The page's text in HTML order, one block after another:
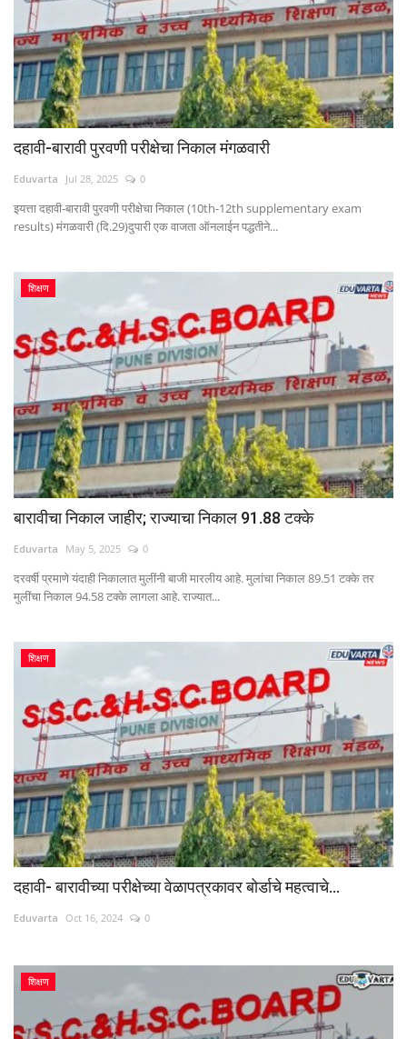
दहावी-बारावी पुरवणी परीक्षेचा निकाल मंगळवारी
Eduvarta Jul 28, 2025 0
इयत्ता दहावी-बारावी पुरवणी परीक्षेचा निकाल (10th-12th supplementary exam
results) मंगळवारी (दि.29)दुपारी एक वाजता ऑनलाईन पद्धतीने...
शिक्षण
बारावीचा निकाल जाहीर; राज्याचा निकाल 91.88 टक्के
Eduvarta May 5, 2025 0
दरवर्षी प्रमाणे यंदाही निकालात मुलींनी बाजी मारलीय आहे. मुलांचा निकाल 89.51 टक्के तर
मुलींचा निकाल 94.58 टक्के लागला आहे. राज्यात...
शिक्षण
दहावी- बारावीच्या परीक्षेच्या वेळापत्रकावर बोर्डाचे महत्वाचे...
Eduvarta Oct 16, 2024 0
शिक्षण